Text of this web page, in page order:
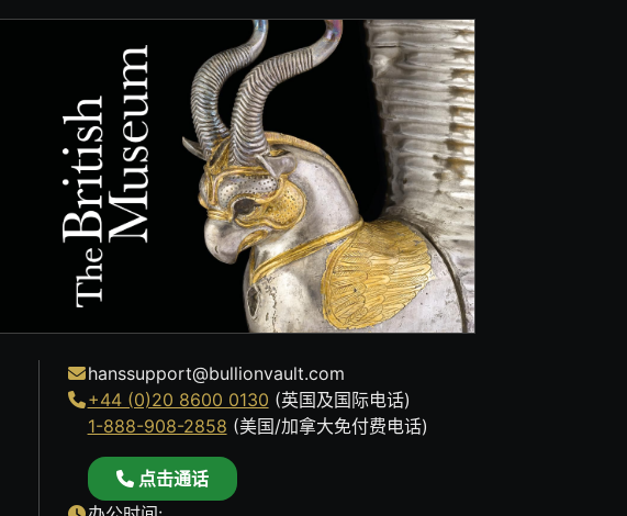
hanssupport@bullionvault.com
+44 (0)20 8600 0130 (英国及国际电话)
1-888-908-2858 (美国/加拿大免付费电话)
点击通话